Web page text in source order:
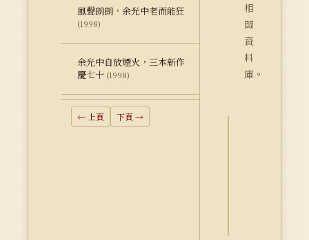
風聲朗朗，余光中老而能狂
(1998)
余光中自放煙火，三本新作
慶七十 (1998)
← 上頁 下頁 →
相
關
資
料
庫。